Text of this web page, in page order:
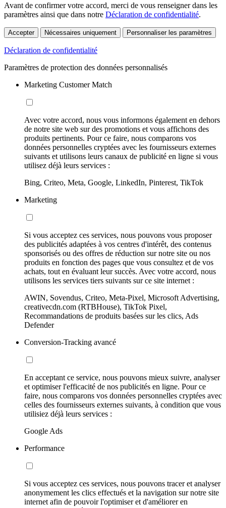
Avant de confirmer votre accord, merci de vous renseigner dans les
paramètres ainsi que dans notre Déclaration de confidentialité.
Accepter Nécessaires uniquement Personnaliser les paramètres
Déclaration de confidentialité
Paramètres de protection des données personnalisés
Marketing Customer Match
Avec votre accord, nous vous informons également en dehors
de notre site web sur des promotions et vous affichons des
produits pertinents. Pour ce faire, nous comparons vos
données personnelles cryptées avec les fournisseurs externes
suivants et utilisons leurs canaux de publicité en ligne si vous
utilisez déjà leurs services :
Bing, Criteo, Meta, Google, LinkedIn, Pinterest, TikTok
Marketing
Si vous acceptez ces services, nous pouvons vous proposer
des publicités adaptées à vos centres d'intérêt, des contenus
sponsorisés ou des offres de réduction sur notre site ou nos
produits en fonction des pages que vous consultez et de vos
achats, tout en évaluant leur succès. Avec votre accord, nous
utilisons les services tiers suivants sur ce site internet :
AWIN, Sovendus, Criteo, Meta-Pixel, Microsoft Advertising,
creativecdn.com (RTBHouse), TikTok Pixel,
Recommandations de produits basées sur les clics, Ads
Defender
Conversion-Tracking avancé
En acceptant ce service, nous pouvons mieux suivre, analyser
et optimiser l'efficacité de nos publicités en ligne. Pour ce
faire, nous comparons vos données personnelles cryptées avec
celles des fournisseurs externes suivants, à condition que vous
utilisiez déjà leurs services :
Google Ads
Performance
Si vous acceptez ces services, nous pouvons tracer et analyser
anonymement les clics effectués et la navigation sur notre site
internet afin de pouvoir l'optimiser et d'améliorer en